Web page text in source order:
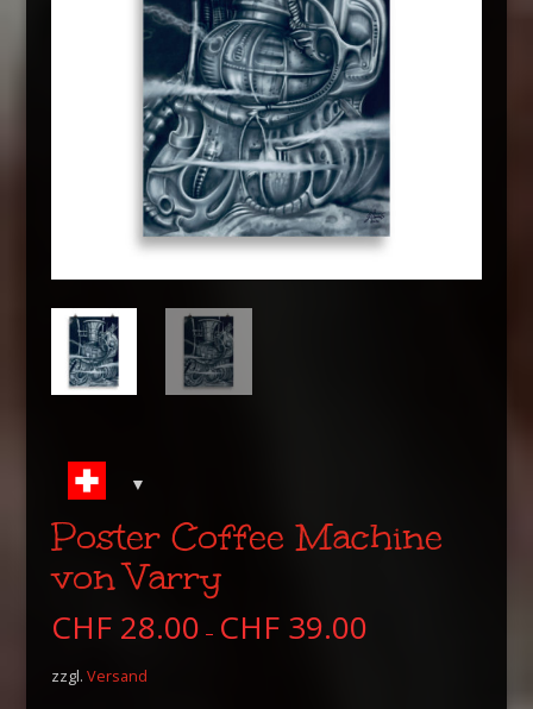
Poster Coffee Machine
von Varry
CHF28.00 – CHF39.00
zzgl. Versand